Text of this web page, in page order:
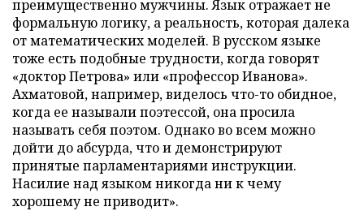
преимущественно мужчины. Язык отражает не
формальную логику, а реальность, которая далека
от математических моделей. В русском языке
тоже есть подобные трудности, когда говорят
«доктор Петрова» или «профессор Иванова».
Ахматовой, например, виделось что-то обидное,
когда ее называли поэтессой, она просила
называть себя поэтом. Однако во всем можно
дойти до абсурда, что и демонстрируют
принятые парламентариями инструкции.
Насилие над языком никогда ни к чему
хорошему не приводит».